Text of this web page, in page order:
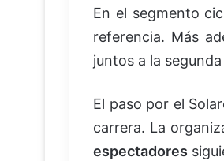
En el segmento
referencia. Más
juntos a la
El paso por el
carrera. La
espectadores